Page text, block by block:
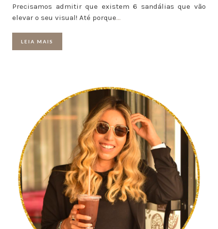
Precisamos admitir que existem 6 sandálias que vão
elevar o seu visual! Até porque…
LEIA MAIS